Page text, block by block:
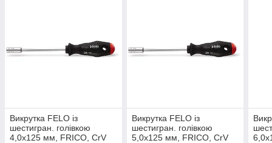
Викрутка FELO із
шестигран. голівкою
4,0х125 мм, FRІCO, CrV
Викрутка FELO із
шестигран. голівкою
5,0х125 мм, FRІCO, CrV